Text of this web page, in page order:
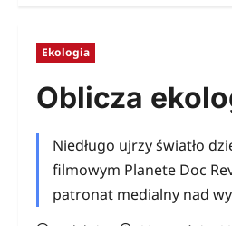
Ekologia
Oblicza
Niedługo ujrzy światło
filmowym Planete Doc
patronat medialny nad